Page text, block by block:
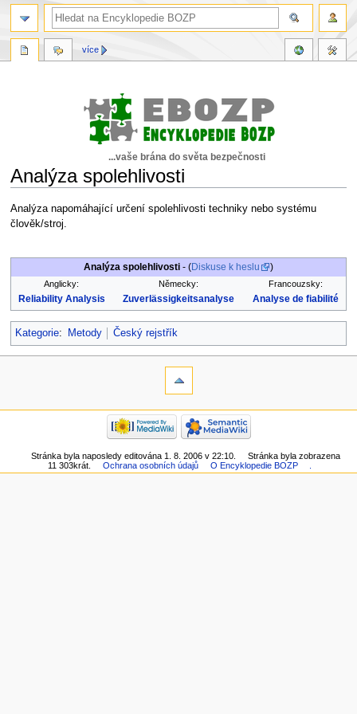
...vaše brána do světa bezpečnosti
Analýza spolehlivosti
Skočit
na
Skočit
na
Analýza napomáhající určení spolehlivosti techniky nebo systému
člověk/stroj.
Analýza spolehlivosti - (Diskuse k heslu )
Anglicky: Německy: Francouzsky:
Reliability Analysis Zuverlässigkeitsanalyse Analyse de fiabilité
Kategorie: Metody Český rejstřík
více
Stránka byla naposledy editována 1. 8. 2006 v 22:10.
Stránka byla zobrazena
11 303krát.
Ochrana osobních údajů O Encyklopedie BOZP